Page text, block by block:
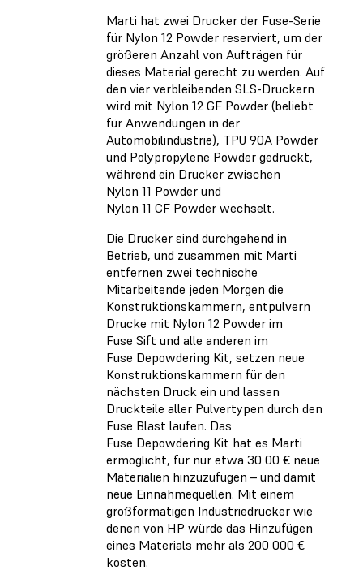
Marti hat zwei Drucker der Fuse-Serie
für Nylon 12 Powder reserviert, um der
größeren Anzahl von Aufträgen für
dieses Material gerecht zu werden. Auf
den vier verbleibenden SLS-Druckern
wird mit Nylon 12 GF Powder (beliebt
für Anwendungen in der
Automobilindustrie), TPU 90A Powder
und Polypropylene Powder gedruckt,
während ein Drucker zwischen
Nylon 11 Powder und
Nylon 11 CF Powder wechselt.
Die Drucker sind durchgehend in
Betrieb, und zusammen mit Marti
entfernen zwei technische
Mitarbeitende jeden Morgen die
Konstruktionskammern, entpulvern
Drucke mit Nylon 12 Powder im
Fuse Sift und alle anderen im
Fuse Depowdering Kit, setzen neue
Konstruktionskammern für den
nächsten Druck ein und lassen
Druckteile aller Pulvertypen durch den
Fuse Blast laufen. Das
Fuse Depowdering Kit hat es Marti
ermöglicht, für nur etwa 30 00 € neue
Materialien hinzuzufügen – und damit
neue Einnahmequellen. Mit einem
großformatigen Industriedrucker wie
denen von HP würde das Hinzufügen
eines Materials mehr als 200 000 €
kosten.